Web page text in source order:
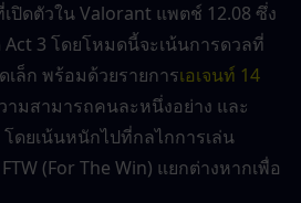
ปิดตัวใน Valorant แพตช์ 12.08 ซึ่ง
3 โดยโหมดนี้จะเน้นการดวลที่
ล็ก พร้อมด้วยรายการเอเจนท์ 14
มสามารถคนละหนึ่งอย่าง และ
ดยเน้นหนักไปที่กลไกการเล่น
(For The Win) แยกต่างหากเพื่อ